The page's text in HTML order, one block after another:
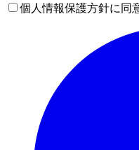
個人情報保護方針に同